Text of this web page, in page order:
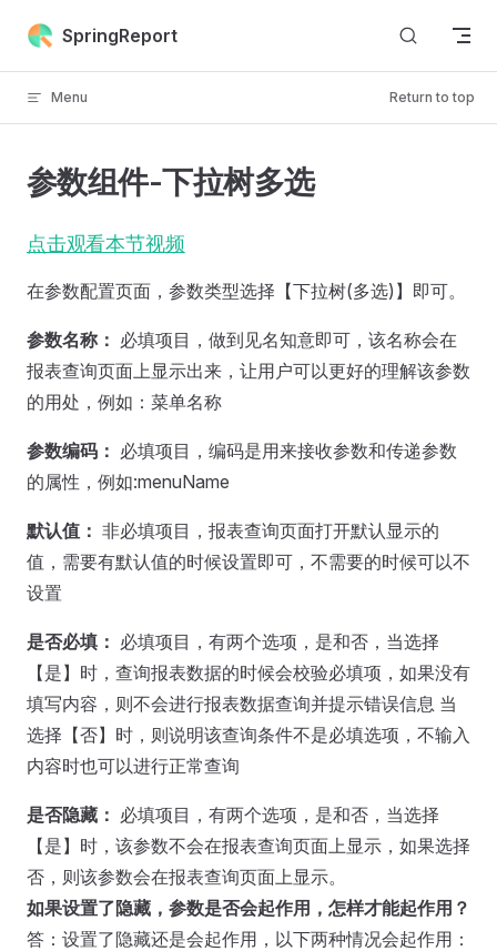
Skip to content
SpringReport
Menu Return to top
参数组件-下拉树多选
点击观看本节视频
在参数配置页面，参数类型选择【下拉树(多选)】即可。
参数名称： 必填项目，做到见名知意即可，该名称会在
报表查询页面上显示出来，让用户可以更好的理解该参数
的用处，例如：菜单名称
参数编码： 必填项目，编码是用来接收参数和传递参数
的属性，例如:menuName
默认值： 非必填项目，报表查询页面打开默认显示的
值，需要有默认值的时候设置即可，不需要的时候可以不
设置
是否必填： 必填项目，有两个选项，是和否，当选择
【是】时，查询报表数据的时候会校验必填项，如果没有
填写内容，则不会进行报表数据查询并提示错误信息 当
选择【否】时，则说明该查询条件不是必填选项，不输入
内容时也可以进行正常查询
是否隐藏： 必填项目，有两个选项，是和否，当选择
【是】时，该参数不会在报表查询页面上显示，如果选择
否，则该参数会在报表查询页面上显示。
如果设置了隐藏，参数是否会起作用，怎样才能起作用？
答：设置了隐藏还是会起作用，以下两种情况会起作用：